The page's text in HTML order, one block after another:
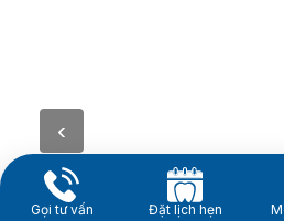
Gọi tư vấn Đặt lịch hẹn